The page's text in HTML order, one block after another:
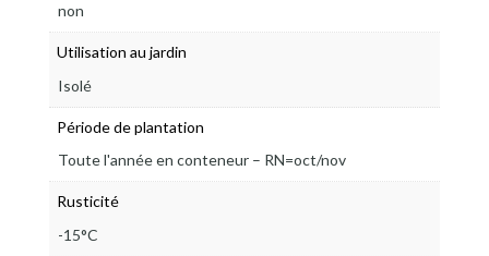
non
Utilisation au jardin
Isolé
Période de plantation
Toute l'année en conteneur – RN=oct/nov
Rusticité
-15°C